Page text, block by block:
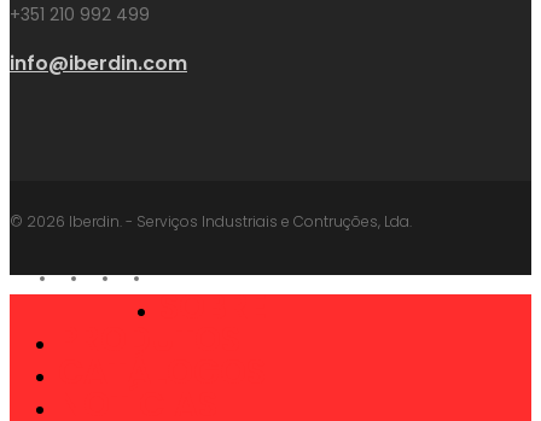
+351 210 992 499
info@iberdin.com
© 2026 Iberdin. - Serviços Industriais e Contruções, Lda.
facebook
linkedinyoutubeinstagram
SOBRE